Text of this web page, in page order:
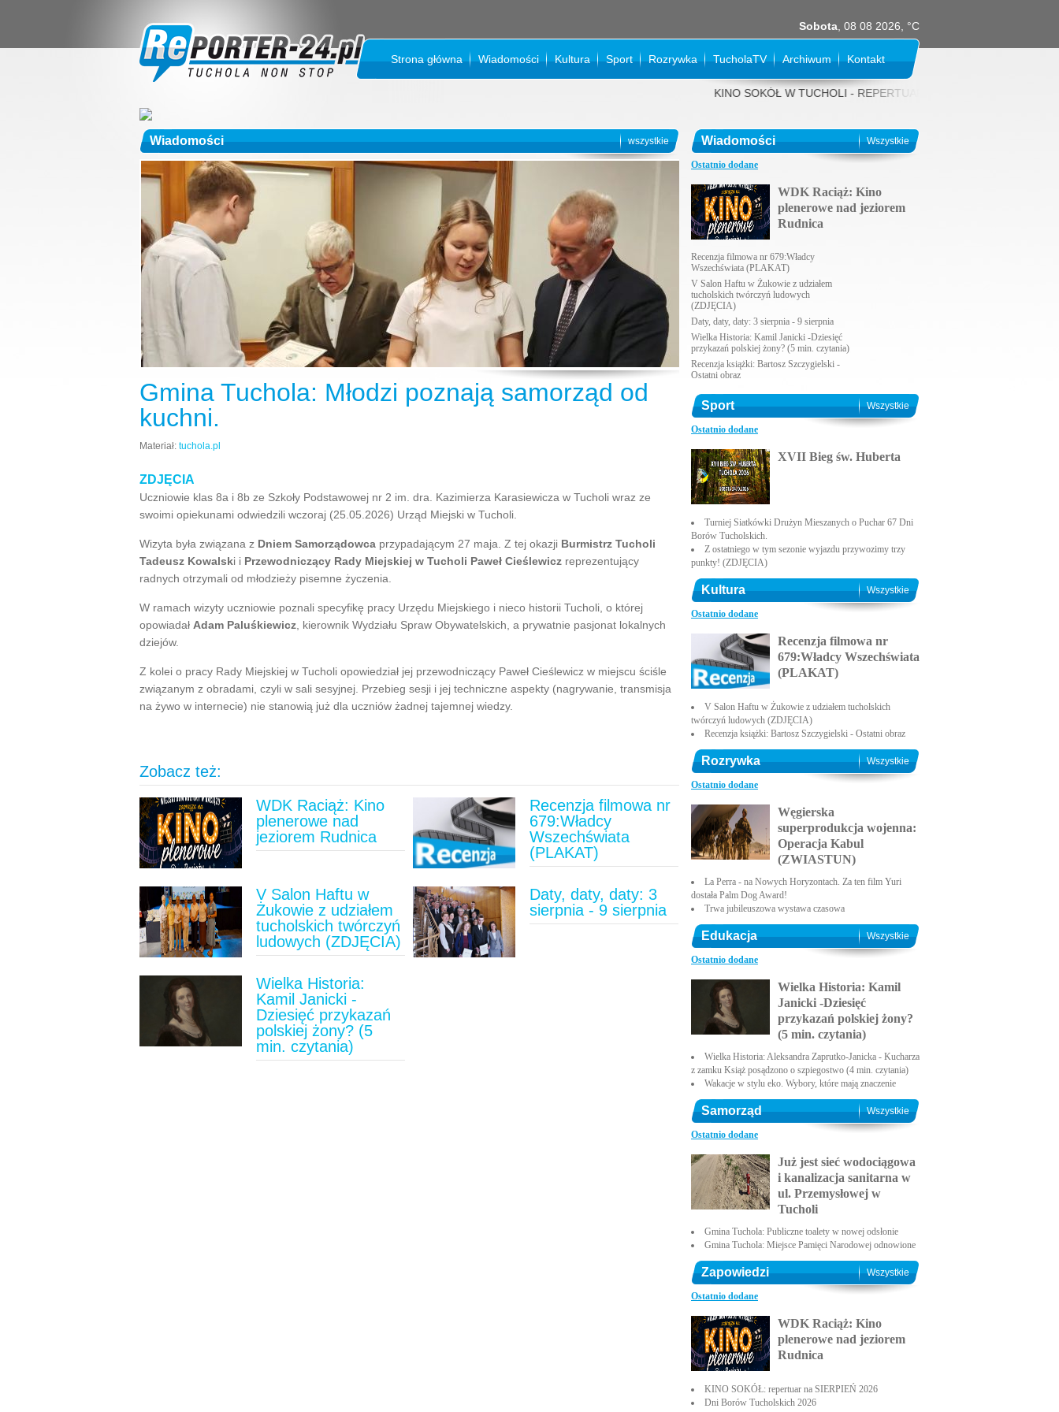
Sobota , 08 08 2026, °C
Strona główna Wiadomości Kultura Sport Rozrywka TucholaTV Archiwum Kontakt
KINO SOKÓŁ W TUCHOLI - REPERTUAR NA SIERPIEŃ 2026 rok: 31
Wiadomości wszystkie
Gmina Tuchola: Młodzi poznają samorząd od
kuchni.
Materiał: tuchola.pl
ZDJĘCIA
Uczniowie klas 8a i 8b ze Szkoły Podstawowej nr 2 im. dra. Kazimierza Karasiewicza w Tucholi wraz ze
swoimi opiekunami odwiedzili wczoraj (25.05.2026) Urząd Miejski w Tucholi.
Wizyta była związana z Dniem Samorządowca przypadającym 27 maja. Z tej okazji Burmistrz Tucholi
Tadeusz Kowalski i Przewodniczący Rady Miejskiej w Tucholi Paweł Cieślewicz reprezentujący
radnych otrzymali od młodzieży pisemne życzenia.
W ramach wizyty uczniowie poznali specyfikę pracy Urzędu Miejskiego i nieco historii Tucholi, o której
opowiadał Adam Paluśkiewicz , kierownik Wydziału Spraw Obywatelskich, a prywatnie pasjonat lokalnych
dziejów.
Z kolei o pracy Rady Miejskiej w Tucholi opowiedział jej przewodniczący Paweł Cieślewicz w miejscu ściśle
związanym z obradami, czyli w sali sesyjnej. Przebieg sesji i jej techniczne aspekty (nagrywanie, transmisja
na żywo w internecie) nie stanowią już dla uczniów żadnej tajemnej wiedzy.
Zobacz też:
WDK Raciąż: Kino
plenerowe nad
jeziorem Rudnica
Recenzja filmowa nr
679:Władcy
Wszechświata
(PLAKAT)
V Salon Haftu w
Żukowie z udziałem
tucholskich twórczyń
ludowych (ZDJĘCIA)
Daty, daty, daty: 3
sierpnia - 9 sierpnia
Wielka Historia:
Kamil Janicki -
Dziesięć przykazań
polskiej żony? (5
min. czytania)
Wiadomości Wszystkie
Ostatnio dodane
WDK Raciąż: Kino
plenerowe nad jeziorem
Rudnica
Recenzja filmowa nr 679:Władcy
Wszechświata (PLAKAT)
V Salon Haftu w Żukowie z udziałem
tucholskich twórczyń ludowych
(ZDJĘCIA)
Daty, daty, daty: 3 sierpnia - 9 sierpnia
Wielka Historia: Kamil Janicki -Dziesięć
przykazań polskiej żony? (5 min. czytania)
Recenzja książki: Bartosz Szczygielski -
Ostatni obraz
Sport Wszystkie
Ostatnio dodane
XVII Bieg św. Huberta
Turniej Siatkówki Drużyn Mieszanych o Puchar 67 Dni
Borów Tucholskich.
Z ostatniego w tym sezonie wyjazdu przywozimy trzy
punkty! (ZDJĘCIA)
Kultura Wszystkie
Ostatnio dodane
Recenzja filmowa nr
679:Władcy Wszechświata
(PLAKAT)
V Salon Haftu w Żukowie z udziałem tucholskich
twórczyń ludowych (ZDJĘCIA)
Recenzja książki: Bartosz Szczygielski - Ostatni obraz
Rozrywka Wszystkie
Ostatnio dodane
Węgierska
superprodukcja wojenna:
Operacja Kabul
(ZWIASTUN)
La Perra - na Nowych Horyzontach. Za ten film Yuri
dostała Palm Dog Award!
Trwa jubileuszowa wystawa czasowa
Edukacja Wszystkie
Ostatnio dodane
Wielka Historia: Kamil
Janicki -Dziesięć
przykazań polskiej żony?
(5 min. czytania)
Wielka Historia: Aleksandra Zaprutko-Janicka - Kucharza
z zamku Książ posądzono o szpiegostwo (4 min. czytania)
Wakacje w stylu eko. Wybory, które mają znaczenie
Samorząd Wszystkie
Ostatnio dodane
Już jest sieć wodociągowa
i kanalizacja sanitarna w
ul. Przemysłowej w
Tucholi
Gmina Tuchola: Publiczne toalety w nowej odsłonie
Gmina Tuchola: Miejsce Pamięci Narodowej odnowione
Zapowiedzi Wszystkie
Ostatnio dodane
WDK Raciąż: Kino
plenerowe nad jeziorem
Rudnica
KINO SOKÓŁ: repertuar na SIERPIEŃ 2026
Dni Borów Tucholskich 2026